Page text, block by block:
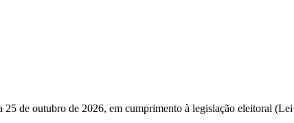
de outubro de 2026, em cumprimento à legislação eleitoral